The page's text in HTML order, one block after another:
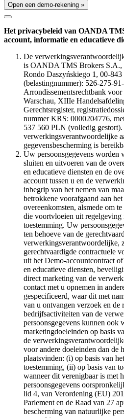
Open een demo-rekening »
Het privacybeleid van OANDA
account, informatie en educatieve
De
is OANDA TMS Brokers S.A.,
Rondo Daszyńskiego 1, 00-843
(belastingnummer): 526-275-
Arrondissementsrechtbank
Warschau, XIIIe
Gerechtsregister,
nummer KRS: 0000204776,
537 560 PLN (volledig
verwerkingsverantwoordelijke
gegevensbescherming is
Uw persoonsgegevens worden
sluiten en uitvoeren van de
en educatieve diensten en de
account tussen u en de
inbegrip van het nemen van
betrokkene voorafgaand aan
overeenkomsten, alsmede om
die voortvloeien uit
toestemming. Uw
ten behoeve van de
verwerkingsverantwoordelijke,
gerechtvaardigde contractuele
uit het Demo-accountcontract
en educatieve diensten,
direct marketing van de
contact met u opnemen in
gespecificeerd, waar dit met
van u ontvangen verzoek en de
bedrijfsactiviteiten van de
persoonsgegevens kunnen ook
marketingdoeleinden op basis
de
voor andere doeleinden dan de
plaatsvinden: (i) op basis van
toestemming, (ii) op basis van
wanneer dit verenigbaar is met
persoonsgegevens
lid 4, van Verordening (EU)
Parlement en de Raad van 27
bescherming van natuurlijke